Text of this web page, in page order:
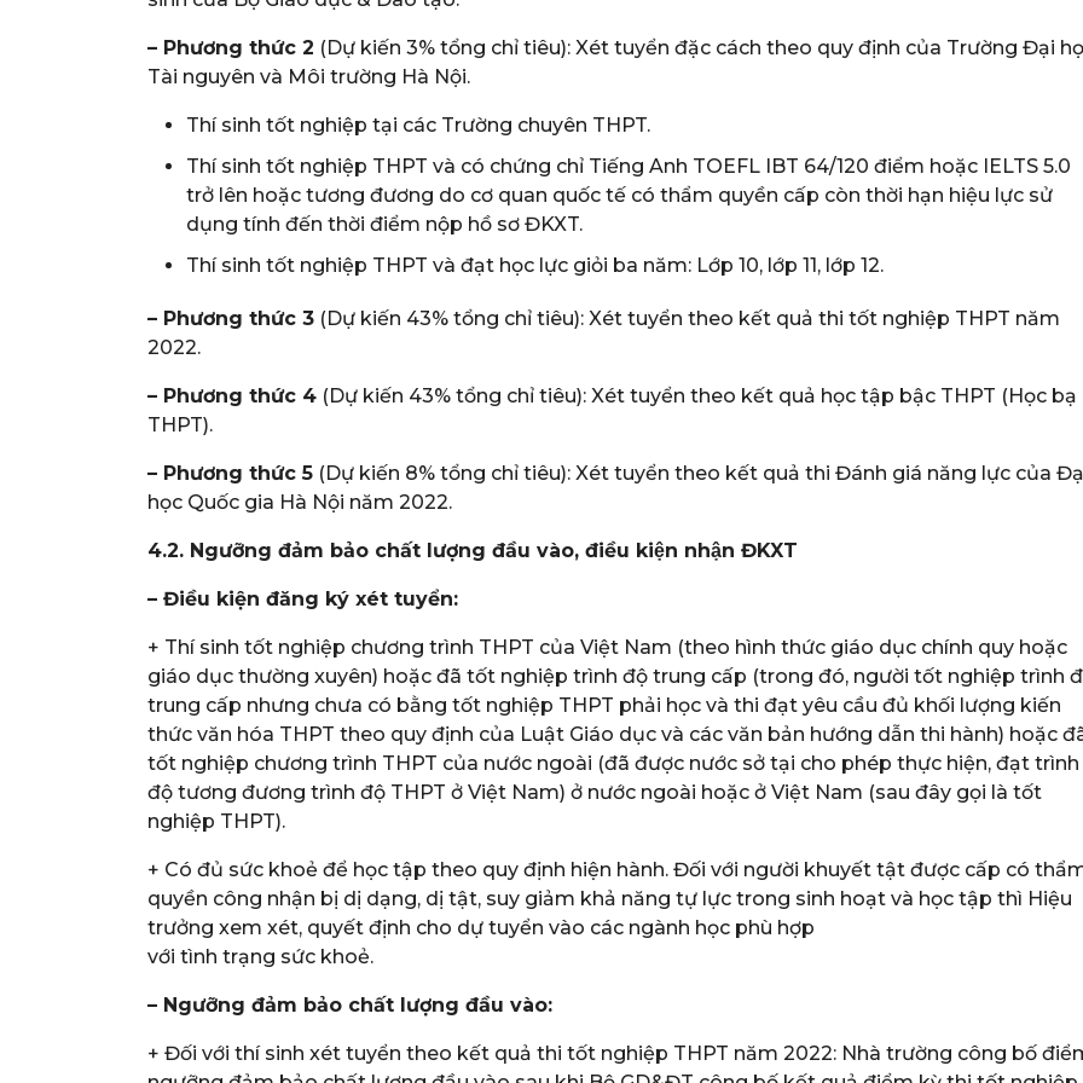
– Phương thức 2 (Dự kiến 3% tổng chỉ tiêu): Xét tuyển đặc cách theo quy định của Trường Đại
Tài nguyên và Môi trường Hà Nội.
Thí sinh tốt nghiệp tại các Trường chuyên THPT.
Thí sinh tốt nghiệp THPT và có chứng chỉ Tiếng Anh TOEFL IBT 64/120 điểm hoặc IELTS 5.0
trở lên hoặc tương đương do cơ quan quốc tế có thẩm quyền cấp còn thời hạn hiệu lực sử
dụng tính đến thời điểm nộp hồ sơ ĐKXT.
Thí sinh tốt nghiệp THPT và đạt học lực giỏi ba năm: Lớp 10, lớp 11, lớp 12.
– Phương thức 3 (Dự kiến 43% tổng chỉ tiêu): Xét tuyển theo kết quả thi tốt nghiệp THPT năm
2022.
– Phương thức 4 (Dự kiến 43% tổng chỉ tiêu): Xét tuyển theo kết quả học tập bậc THPT (Học bạ
THPT).
– Phương thức 5 (Dự kiến 8% tổng chỉ tiêu): Xét tuyển theo kết quả thi Đánh giá năng lực của
học Quốc gia Hà Nội năm 2022.
4.2. Ngưỡng đảm bảo chất lượng đầu vào, điều kiện nhận ĐKXT
– Điều kiện đăng ký xét tuyển:
+ Thí sinh tốt nghiệp chương trình THPT của Việt Nam (theo hình thức giáo dục chính quy hoặc
giáo dục thường xuyên) hoặc đã tốt nghiệp trình độ trung cấp (trong đó, người tốt nghiệp trình
trung cấp nhưng chưa có bằng tốt nghiệp THPT phải học và thi đạt yêu cầu đủ khối lượng kiến
thức văn hóa THPT theo quy định của Luật Giáo dục và các văn bản hướng dẫn thi hành) hoặc
tốt nghiệp chương trình THPT của nước ngoài (đã được nước sở tại cho phép thực hiện, đạt trình
độ tương đương trình độ THPT ở Việt Nam) ở nước ngoài hoặc ở Việt Nam (sau đây gọi là tốt
nghiệp THPT).
+ Có đủ sức khoẻ để học tập theo quy định hiện hành. Đối với người khuyết tật được cấp có
quyền công nhận bị dị dạng, dị tật, suy giảm khả năng tự lực trong sinh hoạt và học tập thì Hiệu
trưởng xem xét, quyết định cho dự tuyển vào các ngành học phù hợp
với tình trạng sức khoẻ.
– Ngưỡng đảm bảo chất lượng đầu vào:
+ Đối với thí sinh xét tuyển theo kết quả thi tốt nghiệp THPT năm 2022: Nhà trường công bố